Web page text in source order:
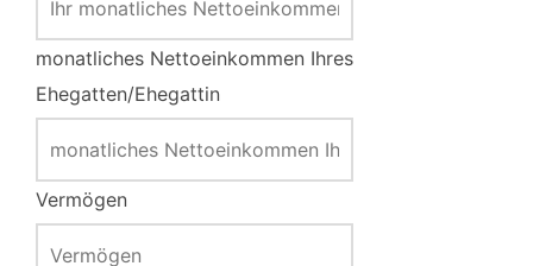
monatliches Nettoeinkommen Ihres
Ehegatten/Ehegattin
Vermögen